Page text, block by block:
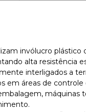
invólucro
alta resistência
interligados a
em áreas de
máquinas